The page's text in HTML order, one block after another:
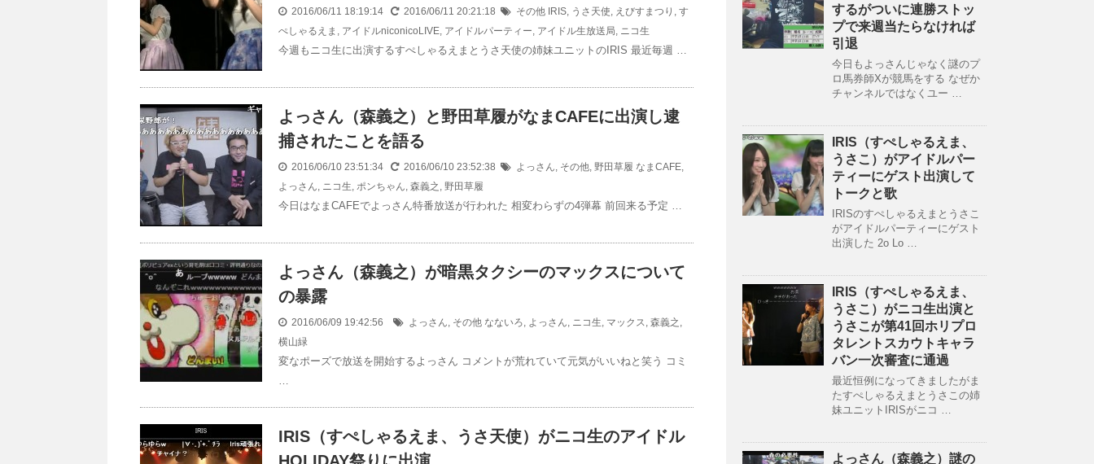
2016/06/11 18:19:14 2016/06/11 20:21:18 その他 IRIS, うさ天使, えびすまつり , す
ぺしゃるえま , アイドルniconicoLIVE, アイドルパーティー, アイドル生放送局, ニコ生
今週もニコ生に出演するすぺしゃるえまとうさ天使の姉妹ユニットのIRIS 最近毎週 …
よっさん（森義之）と野田草履がなまCAFEに出演し逮
捕されたことを語る
2016/06/10 23:51:34 2016/06/10 23:52:38 よっさん, その他, 野田草履 なまCAFE,
よっさん, ニコ生, ポンちゃん, 森義之 , 野田草履
今日はなまCAFEでよっさん特番放送が行われた 相変わらずの4弾幕 前回来る予定 …
よっさん（森義之）が暗黒タクシーのマックスについて
の暴露
2016/06/09 19:42:56 よっさん, その他 なないろ, よっさん, ニコ生, マックス, 森義之 ,
横山緑
変なポーズで放送を開始するよっさん コメントが荒れていて元気がいいねと笑う コミ
…
IRIS（すぺしゃるえま、うさ天使）がニコ生のアイドル
するがついに連勝ストッ
プで来週当たらなければ
引退
今日もよっさんじゃなく謎のプ
ロ馬券師Xが競馬をする なぜか
チャンネルではなくユー …
IRIS（すぺしゃるえま、
うさこ）がアイドルパー
ティーにゲスト出演して
トークと歌
IRISのすぺしゃるえまとうさこ
がアイドルパーティーにゲスト
出演した 2o Lo …
IRIS（すぺしゃるえま、
うさこ）がニコ生出演と
うさこが第41回ホリプロ
タレントスカウトキャラ
バン一次審査に通過
最近恒例になってきましたがま
たすぺしゃるえまとうさこの姉
妹ユニットIRISがニコ …
よっさん（森義之）謎の